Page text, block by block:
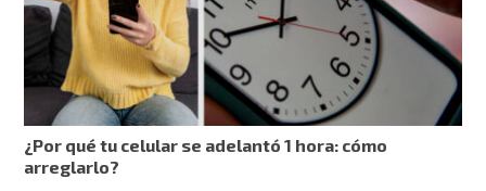
¿Por qué tu celular se adelantó 1 hora: cómo
arreglarlo?